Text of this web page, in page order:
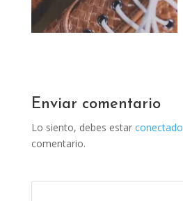
Enviar comentario
Lo siento, debes estar conectado
comentario.